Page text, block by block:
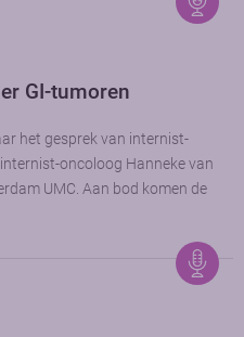
GI-tumoren
het gesprek van internist-
oncoloog Hanneke van
UMC. Aan bod komen de